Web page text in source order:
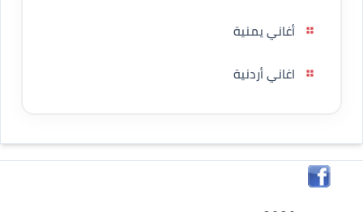
أغاني يمنية
اغاني أردنية